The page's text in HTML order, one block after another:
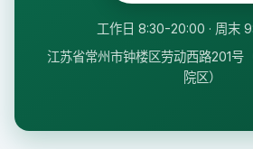
工作日 8:30-20:00 · 周末
江苏省常州市钟楼区劳动西路201号
院区）